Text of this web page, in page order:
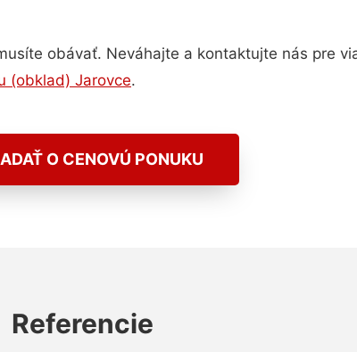
obávať. Neváhajte a kontaktujte nás pre
(obklad) Jarovce.
O CENOVÚ PONUKU
Referencie